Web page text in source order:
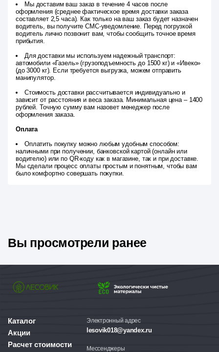
Мы доставим ваш заказ в течение 4 часов после
оформления (среднее фактическое время доставки заказа
составляет 2,5 часа). Как только на ваш заказ будет назначен
водитель, вы получите СМС-уведомление. Перед погрузкой
водитель лично позвонит вам, чтобы сообщить точное время
прибытия.
Для доставки мы используем надежный транспорт:
автомобили «Газель» (грузоподъемность до 1500 кг) и «Ивеко»
(до 3000 кг). Если требуется выгрузка, можем отправить
манипулятор.
Стоимость доставки рассчитывается индивидуально и
зависит от расстояния и веса заказа. Минимальная цена – 1400
рублей. Точную сумму вам назовет менеджер после
оформления заказа.
Оплата
Оплатить покупку можно любым удобным способом:
наличными при получении, банковской картой (онлайн или
водителю) или по QR-коду как в магазине, так и при доставке.
Мы сделали процесс оплаты простым и понятным, чтобы вам
было комфортно совершать покупки.
Вы просмотрели ранее
Каталог
Акции
Расчет стоимости
Электронный адрес
lesovik018@yandex.ru
Мессенджеры